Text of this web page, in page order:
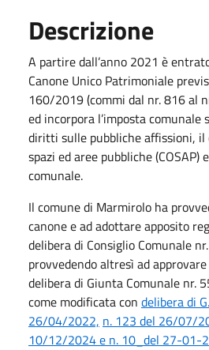
Descrizione
A partire dall’anno 2021 è
Canone Unico Patrimoniale
160/2019 (commi dal nr. 816 al
ed incorpora l’imposta comunale
diritti sulle pubbliche affissioni, il
spazi ed aree pubbliche
comunale.
Il comune di Marmirolo ha
canone e ad adottare apposito
delibera di Consiglio Comunale
provvedendo altresì ad
delibera di Giunta Comunale nr.
come modificata con delibera di
26/04/2022, n. 123 del 26/07/
10/12/2024 e n. 10_del 27-01-